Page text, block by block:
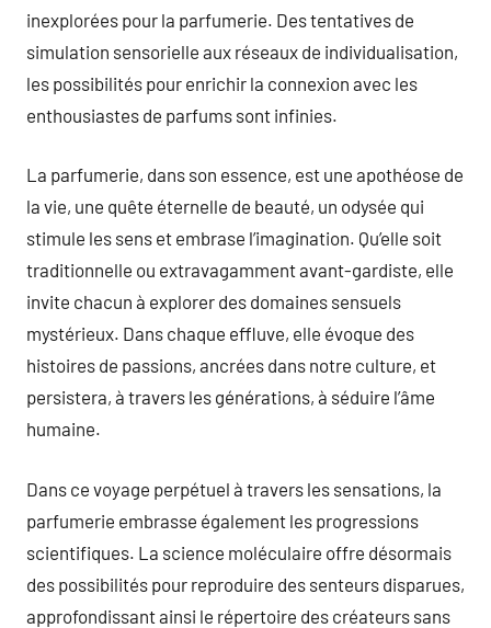
inexplorées pour la parfumerie. Des tentatives de
simulation sensorielle aux réseaux de individualisation,
les possibilités pour enrichir la connexion avec les
enthousiastes de parfums sont infinies.
La parfumerie, dans son essence, est une apothéose de
la vie, une quête éternelle de beauté, un odysée qui
stimule les sens et embrase l’imagination. Qu’elle soit
traditionnelle ou extravagamment avant-gardiste, elle
invite chacun à explorer des domaines sensuels
mystérieux. Dans chaque effluve, elle évoque des
histoires de passions, ancrées dans notre culture, et
persistera, à travers les générations, à séduire l’âme
humaine.
Dans ce voyage perpétuel à travers les sensations, la
parfumerie embrasse également les progressions
scientifiques. La science moléculaire offre désormais
des possibilités pour reproduire des senteurs disparues,
approfondissant ainsi le répertoire des créateurs sans